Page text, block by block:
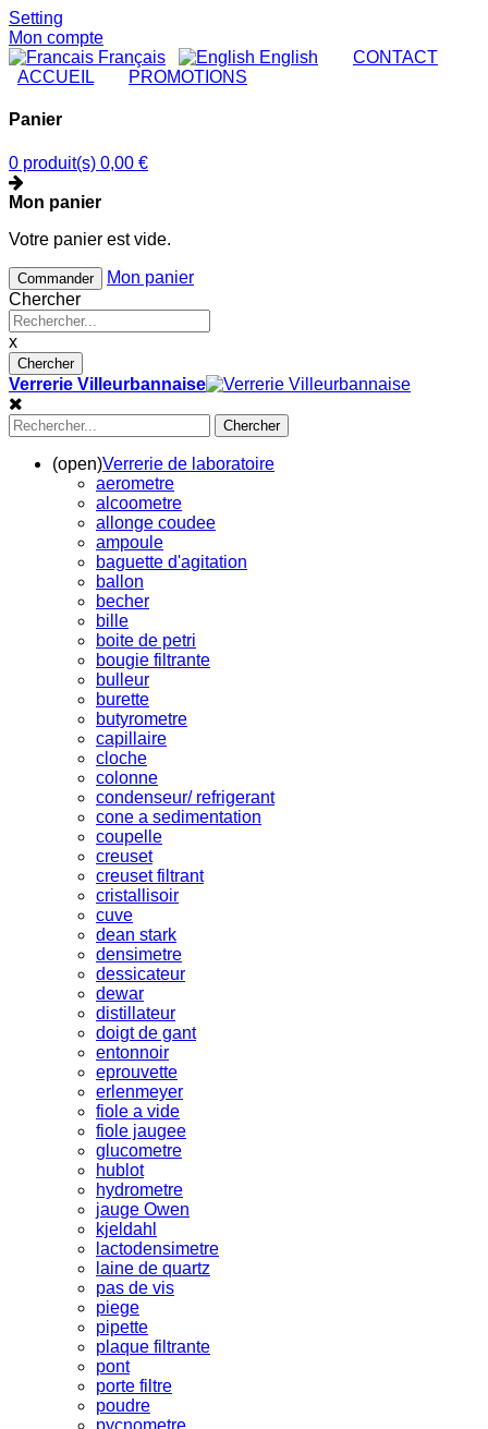
Setting
Mon compte
Français
English CONTACT
ACCUEIL
PROMOTIONS
Panier
0 produit(s) 0,00 €
Mon panier
Votre panier est vide.
Commander
Mon panier
Chercher
x
Chercher
Verrerie Villeurbannaise
Chercher
(open)Verrerie de laboratoire
aerometre
alcoometre
allonge coudee
ampoule
baguette d'agitation
ballon
becher
bille
boite de petri
bougie filtrante
bulleur
burette
butyrometre
capillaire
cloche
colonne
condenseur/ refrigerant
cone a sedimentation
coupelle
creuset
creuset filtrant
cristallisoir
cuve
dean stark
densimetre
dessicateur
dewar
distillateur
doigt de gant
entonnoir
eprouvette
erlenmeyer
fiole a vide
fiole jaugee
glucometre
hublot
hydrometre
jauge Owen
kjeldahl
lactodensimetre
laine de quartz
pas de vis
piege
pipette
plaque filtrante
pont
porte filtre
poudre
pycnometre